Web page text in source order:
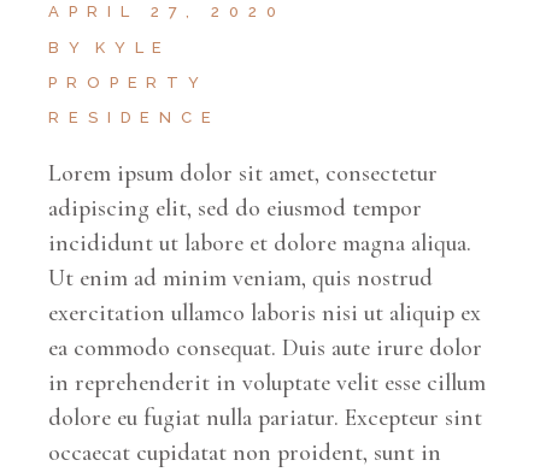
APRIL 27, 2020
BY
KYLE
PROPERTY
RESIDENCE
Lorem ipsum dolor sit amet, consectetur
adipiscing elit, sed do eiusmod tempor
incididunt ut labore et dolore magna aliqua.
Ut enim ad minim veniam, quis nostrud
exercitation ullamco laboris nisi ut aliquip ex
ea commodo consequat. Duis aute irure dolor
in reprehenderit in voluptate velit esse cillum
dolore eu fugiat nulla pariatur. Excepteur sint
occaecat cupidatat non proident, sunt in